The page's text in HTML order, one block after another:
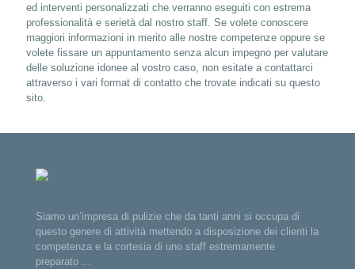
ed interventi personalizzati che verranno eseguiti con estrema
professionalità e serietà dal nostro staff. Se volete conoscere
maggiori informazioni in merito alle nostre competenze oppure se
volete fissare un appuntamento senza alcun impegno per valutare
delle soluzione idonee al vostro caso, non esitate a contattarci
attraverso i vari format di contatto che trovate indicati su questo
sito.
Siamo un’impresa di pulizie che da tanti anni si occupa di
questo genere di attività mettendo a disposizione dei clienti la
competenza e la cortesia di uno staff estremamente
preparato ...